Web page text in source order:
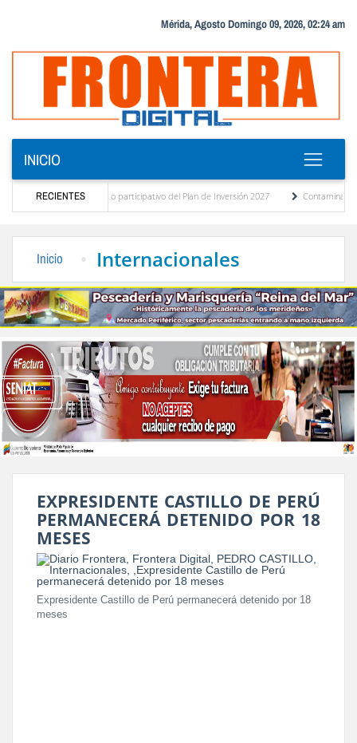
Mérida, Agosto Domingo 09, 2026, 02:24 am
INICIO
RECIENTES
del presupuesto participativo del Plan de Inversión 2027
Contaminación y
Inicio Internacionales
EXPRESIDENTE CASTILLO DE PERÚ
PERMANECERÁ DETENIDO POR 18
MESES
Expresidente Castillo de Perú permanecerá detenido por 18
meses